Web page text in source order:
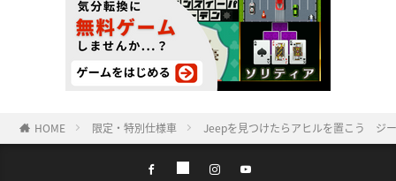
HOME 限定・特別仕様車 Jeepを見つけたらアヒルを置こう ジ